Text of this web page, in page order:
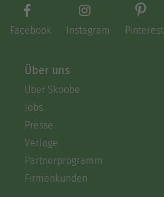
Facebook Instagram Pinterest
Über uns
Über Skoobe
Jobs
Presse
Verlage
Partnerprogramm
Firmenkunden